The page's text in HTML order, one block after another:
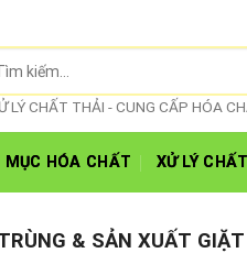
LÝ CHẤT THẢI - CUNG CẤP HÓA
MỤC HÓA CHẤT XỬ LÝ
& SẢN XUẤT